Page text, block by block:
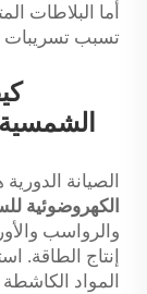
أما البلاطات
تسبب تسريبات
الصيانة
الكهروضوئية
والرواسب
إنتاج الطاقة.
المواد